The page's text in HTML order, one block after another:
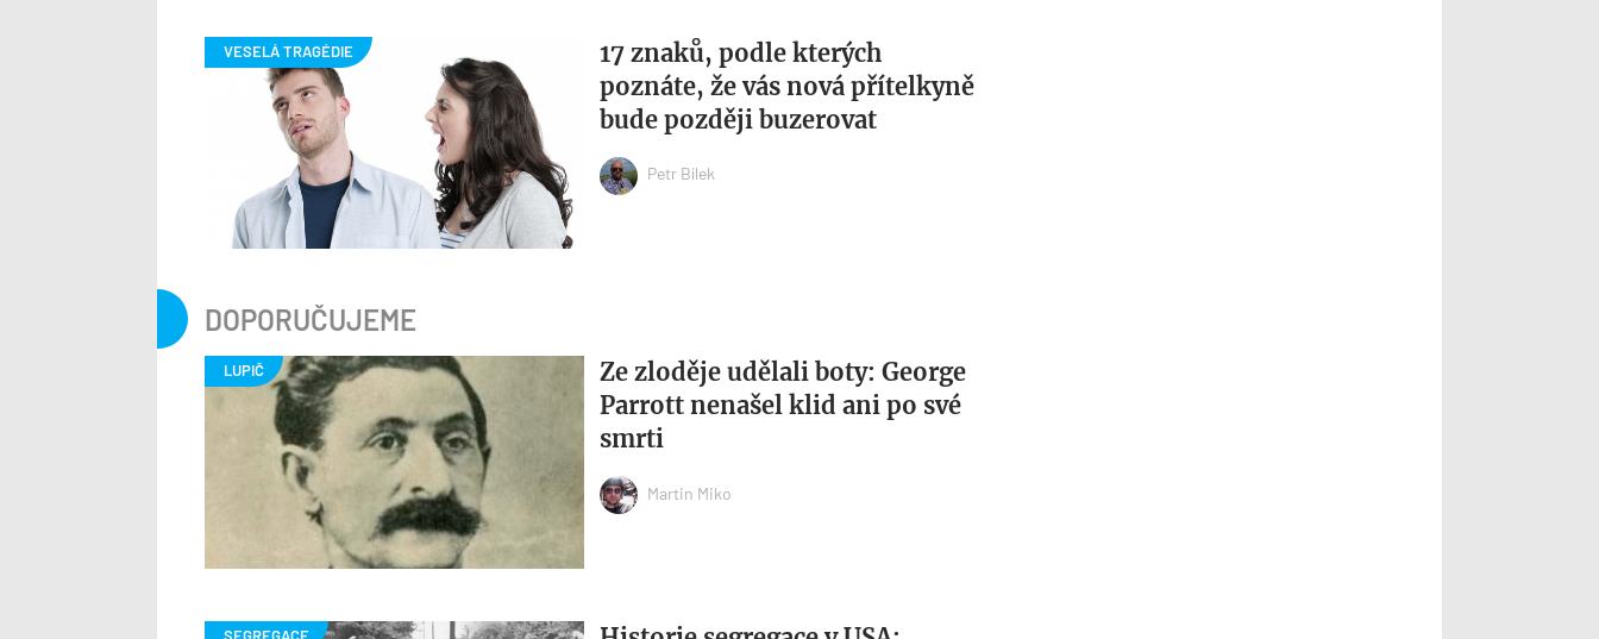
17 znaků, podle kterých
poznáte, že vás nová přítelkyně
bude později buzerovat
Petr Bílek
DOPORUČUJEME
Ze zloděje udělali boty: George
Parrott nenašel klid ani po své
smrti
Martin Miko